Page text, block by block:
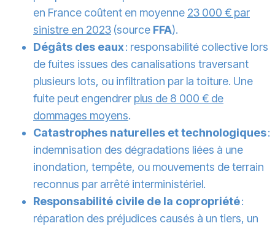
en France coûtent en moyenne 23 000 € par
sinistre en 2023 (source FFA).
Dégâts des eaux: responsabilité collective lors
de fuites issues des canalisations traversant
plusieurs lots, ou infiltration par la toiture. Une
fuite peut engendrer plus de 8 000 € de
dommages moyens.
Catastrophes naturelles et technologiques:
indemnisation des dégradations liées à une
inondation, tempête, ou mouvements de terrain
reconnus par arrêté interministériel.
Responsabilité civile de la copropriété:
réparation des préjudices causés à un tiers, un